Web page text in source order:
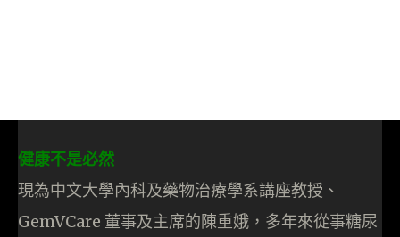
健康不是必然
現為中文大學內科及藥物治療學系講座教授、
GemVCare 董事及主席的陳重娥，多年來從事糖尿